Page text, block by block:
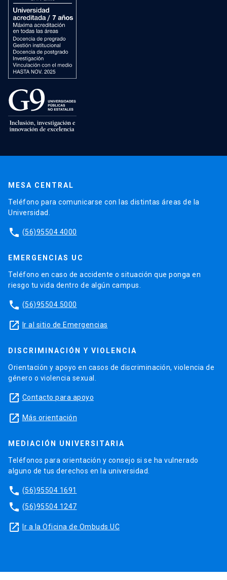
MESA CENTRAL
Teléfono para comunicarse con las distintas áreas de la
Universidad.
phone (56)95504 4000
EMERGENCIAS UC
Teléfono en caso de accidente o situación que ponga en
riesgo tu vida dentro de algún campus.
phone (56)95504 5000
launch Ir al sitio de Emergencias
DISCRIMINACIÓN Y VIOLENCIA
Orientación y apoyo en casos de discriminación, violencia de
género o violencia sexual.
launch Contacto para apoyo
launch Más orientación
MEDIACIÓN UNIVERSITARIA
Teléfonos para orientación y consejo si se ha vulnerado
alguno de tus derechos en la universidad.
phone (56)95504 1691
phone (56)95504 1247
launch Ir a la Oficina de Ombuds UC